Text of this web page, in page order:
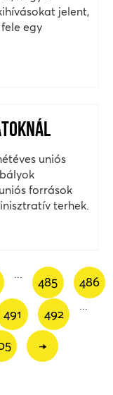
jelent,
egy
uniós
források
terhek.
485 486
491 492
→